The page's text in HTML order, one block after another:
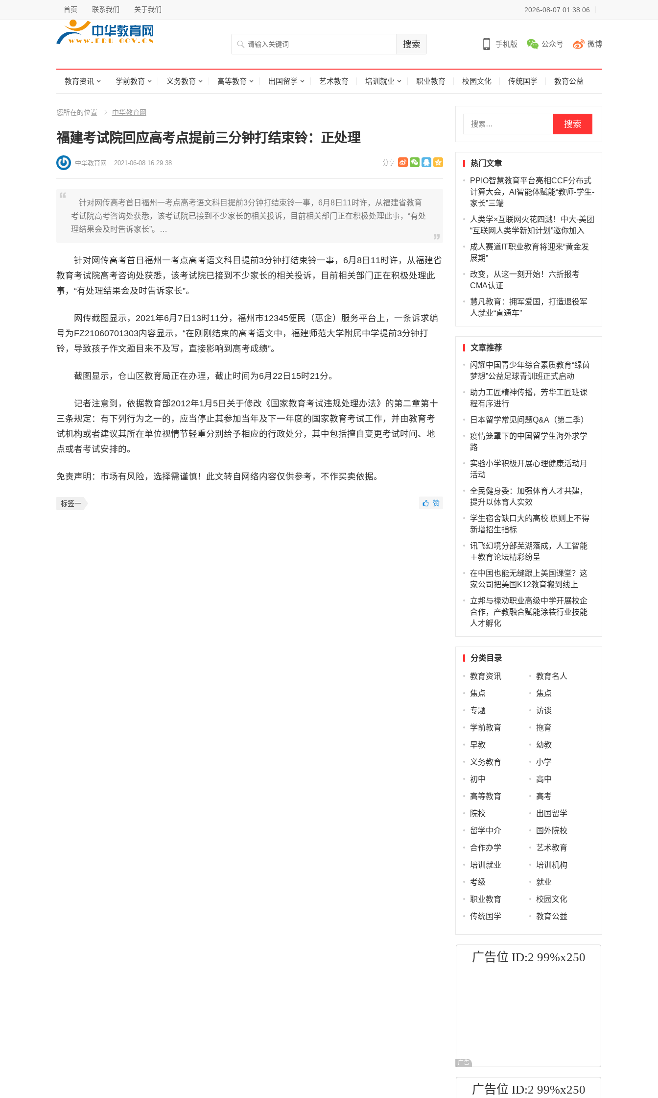
首页 联系我们 关于我们 2026-08-07 01:38:06
手机版 公众号 微博
教育资讯 学前教育 义务教育 高等教育 出国留学 艺术教育 培训就业 职业教育 校园文化 传统国学 教育公益
您所在的位置 中华教育网
福建考试院回应高考点提前三分钟打结束铃：正处理
中华教育网 2021-06-08 16:29:38
针对网传高考首日福州一考点高考语文科目提前3分钟打结束铃一事，6月8日11时许，从福建省教育
考试院高考咨询处获悉，该考试院已接到不少家长的相关投诉，目前相关部门正在积极处理此事，“有处
理结果会及时告诉家长”。…
针对网传高考首日福州一考点高考语文科目提前3分钟打结束铃一事，6月8日11时许，从福建省
教育考试院高考咨询处获悉，该考试院已接到不少家长的相关投诉，目前相关部门正在积极处理此
事，“有处理结果会及时告诉家长”。
网传截图显示，2021年6月7日13时11分，福州市12345便民（惠企）服务平台上，一条诉求编
号为FZ21060701303内容显示，“在刚刚结束的高考语文中，福建师范大学附属中学提前3分钟打
铃，导致孩子作文题目来不及写，直接影响到高考成绩”。
截图显示，仓山区教育局正在办理，截止时间为6月22日15时21分。
记者注意到，依据教育部2012年1月5日关于修改《国家教育考试违规处理办法》的第二章第十
三条规定：有下列行为之一的，应当停止其参加当年及下一年度的国家教育考试工作，并由教育考
试机构或者建议其所在单位视情节轻重分别给予相应的行政处分，其中包括擅自变更考试时间、地
点或者考试安排的。
免责声明：市场有风险，选择需谨慎！此文转自网络内容仅供参考，不作买卖依据。
标签一 赞
热门文章
PPIO智慧教育平台亮相CCF分布式
计算大会，AI智能体赋能“教师-学生-
家长”三端
人类学×互联网火花四溅！中大-美团
“互联网人类学新知计划”邀你加入
成人赛道IT职业教育将迎来“黄金发
展期”
改变，从这一刻开始！六折报考
CMA认证
慧凡教育：拥军爱国，打造退役军
人就业“直通车”
文章推荐
闪耀中国青少年综合素质教育“绿茵
梦想”公益足球青训班正式启动
助力工匠精神传播，芳华工匠班课
程有序进行
日本留学常见问题Q&A（第二季）
疫情笼罩下的中国留学生海外求学
路
实验小学积极开展心理健康活动月
活动
全民健身委：加强体育人才共建，
提升以体育人实效
学生宿舍缺口大的高校 原则上不得
新增招生指标
讯飞幻境分部芜湖落成，人工智能
＋教育论坛精彩纷呈
在中国也能无缝跟上美国课堂？这
家公司把美国K12教育搬到线上
立邦与禄劝职业高级中学开展校企
合作，产教融合赋能涂装行业技能
人才孵化
分类目录
教育资讯 教育名人
焦点 焦点
专题 访谈
学前教育 拖育
早教 幼教
义务教育 小学
初中 高中
高等教育 高考
院校 出国留学
留学中介 国外院校
合作办学 艺术教育
培训就业 培训机构
考级 就业
职业教育 校园文化
传统国学 教育公益
广告位 ID:2 99%x250
广告
广告位 ID:2 99%x250